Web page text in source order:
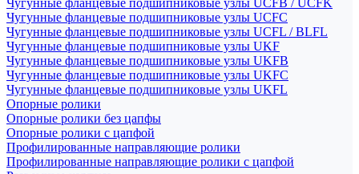
Чугунные фланцевые подшипниковые узлы UCFB / UCFK
Чугунные фланцевые подшипниковые узлы UCFC
Чугунные фланцевые подшипниковые узлы UCFL / BLFL
Чугунные фланцевые подшипниковые узлы UKF
Чугунные фланцевые подшипниковые узлы UKFB
Чугунные фланцевые подшипниковые узлы UKFC
Чугунные фланцевые подшипниковые узлы UKFL
Опорные ролики
Опорные ролики без цапфы
Опорные ролики с цапфой
Профилированные направляющие ролики
Профилированные направляющие ролики с цапфой